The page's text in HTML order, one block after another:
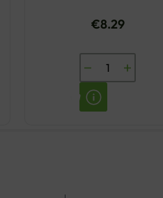
€8.29
BIOVITALIS
JAGLAC
SIRUP